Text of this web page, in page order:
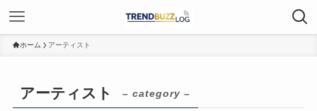
ホーム アーティスト
アーティスト – category –